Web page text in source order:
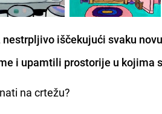
iščekujući svaku
i upamtili prostorije u kojima
na crtežu?